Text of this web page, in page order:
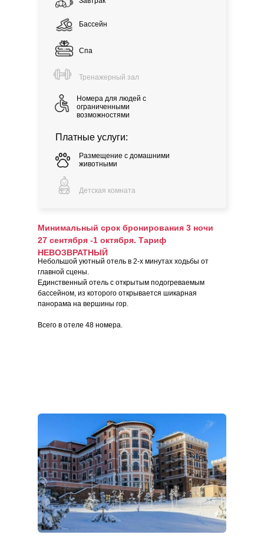
Бассейн
Спа
Тренажерный зал
Номера для людей с
ограниченными
возможностями
Платные услуги:
Размещение с домашними
животными
Детская комната
Минимальный срок бронирования 3 ночи
27 сентября -1 октября. Тариф
НЕВОЗВРАТНЫЙ
Небольшой уютный отель в 2-х минутах ходьбы от
главной сцены.
Единственный отель с открытым подогреваемым
бассейном, из которого открывается шикарная
панорама на вершины гор.
Всего в отеле 48 номера.